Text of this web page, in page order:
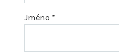
Jméno*